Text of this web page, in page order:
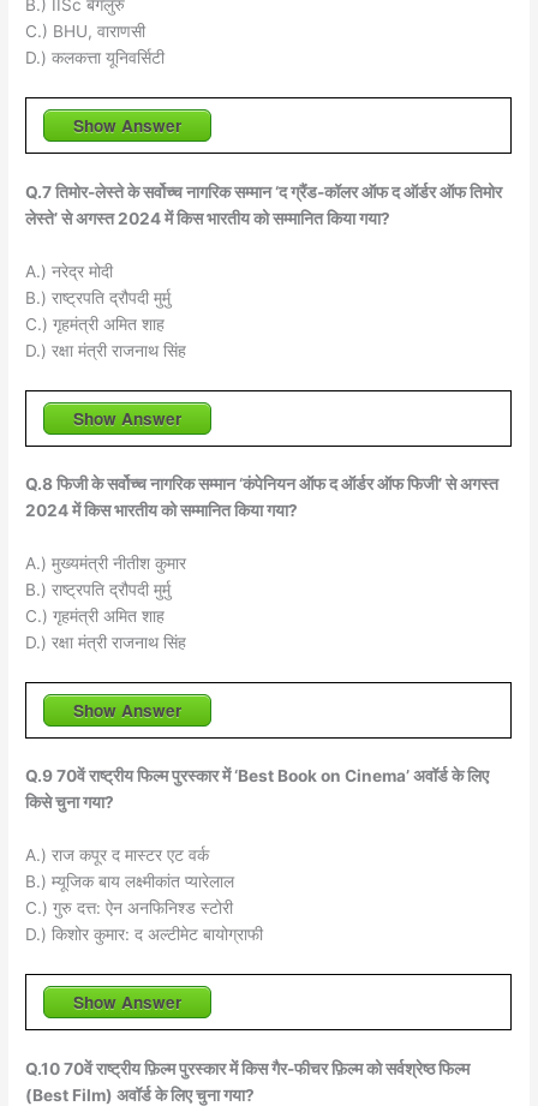
B.) IISc बेंगलुरु
C.) BHU, वाराणसी
D.) कलकत्ता यूनिवर्सिटी
Show Answer
Q.7 तिमोर-लेस्ते के सर्वोच्च नागरिक सम्मान ‘द ग्रैंड-कॉलर ऑफ द ऑर्डर ऑफ तिमोर
लेस्ते’ से अगस्त 2024 में किस भारतीय को सम्मानित किया गया?
A.) नरेद्र मोदी
B.) राष्ट्रपति द्रौपदी मुर्मु
C.) गृहमंत्री अमित शाह
D.) रक्षा मंत्री राजनाथ सिंह
Show Answer
Q.8 फिजी के सर्वोच्च नागरिक सम्मान ‘कंपेनियन ऑफ द ऑर्डर ऑफ फिजी’ से अगस्त
2024 में किस भारतीय को सम्मानित किया गया?
A.) मुख्यमंत्री नीतीश कुमार
B.) राष्ट्रपति द्रौपदी मुर्मु
C.) गृहमंत्री अमित शाह
D.) रक्षा मंत्री राजनाथ सिंह
Show Answer
Q.9 70वें राष्ट्रीय फिल्म पुरस्कार में ‘Best Book on Cinema’ अवॉर्ड के लिए
किसे चुना गया?
A.) राज कपूर द मास्टर एट वर्क
B.) म्यूजिक बाय लक्ष्मीकांत प्यारेलाल
C.) गुरु दत्त: ऐन अनफिनिश्ड स्टोरी
D.) किशोर कुमार: द अल्टीमेट बायोग्राफी
Show Answer
Q.10 70वें राष्ट्रीय फ़िल्म पुरस्कार में किस गैर-फीचर फ़िल्म को सर्वश्रेष्ठ फिल्म
(Best Film) अवॉर्ड के लिए चुना गया?